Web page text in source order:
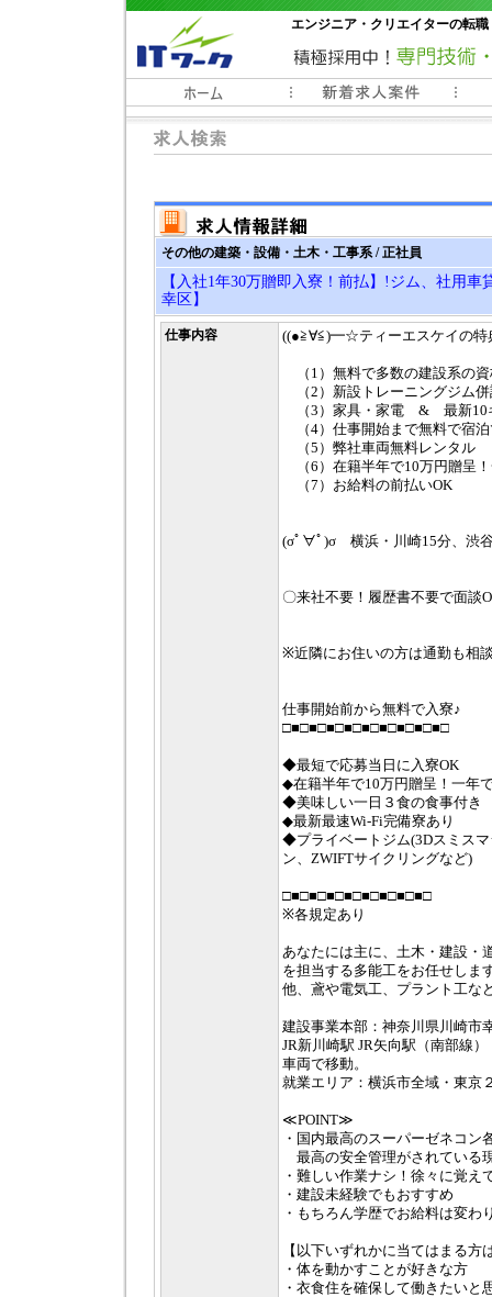
エンジニア・クリエイターの転
常時3000件以上の求人情報掲載中
その他の建築・設備・土木・工事系 / 正社員
【入社1年30万贈即入寮！前払】!ジム、社用
幸区】
仕事内容 ((●≧∀≦)━☆ティーエスケイの
（1）無料で多数の建設系の
（2）新設トレーニングジム
（3）家具・家電 & 最新10
（4）仕事開始まで無料で宿
（5）弊社車両無料レンタル
（6）在籍半年で10万円贈呈
（7）お給料の前払いOK
(σﾟ∀ﾟ)σ 横浜・川崎15分、渋
〇来社不要！履歴書不要で面談
※近隣にお住いの方は通勤も相
仕事開始前から無料で入寮♪
□■□■□■□■□■□■□■□■□■□
◆最短で応募当日に入寮OK
◆在籍半年で10万円贈呈！一年
◆美味しい一日３食の食事付き
◆最新最速Wi-Fi完備寮あり
◆プライベートジム(3Dスミス
ン、ZWIFTサイクリングなど)
□■□■□■□■□■□■□■□■□
※各規定あり
あなたには主に、土木・建設・
を担当する多能工をお任せしま
他、鳶や電気工、プラント工な
建設事業本部：神奈川県川崎市
JR新川崎駅 JR矢向駅（南部線
車両で移動。
就業エリア：横浜市全域・東
≪POINT≫
・国内最高のスーパーゼネコン
最高の安全管理がされている
・難しい作業ナシ！徐々に覚え
・建設未経験でもおすすめ
・もちろん学歴でお給料は変わ
【以下いずれかに当てはまる方
・体を動かすことが好きな方
・衣食住を確保して働きたいと